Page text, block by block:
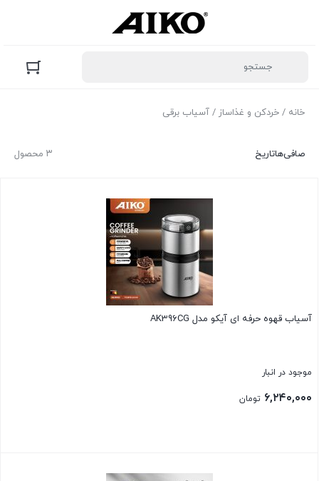
خانه / خردکن و غذاساز / آسیاب برقی
۳ محصول صافی‌هاتاریخ
آسیاب قهوه حرفه ای آیکو مدل AK396CG
موجود در انبار
۶,۲۴۰,۰۰۰ تومان